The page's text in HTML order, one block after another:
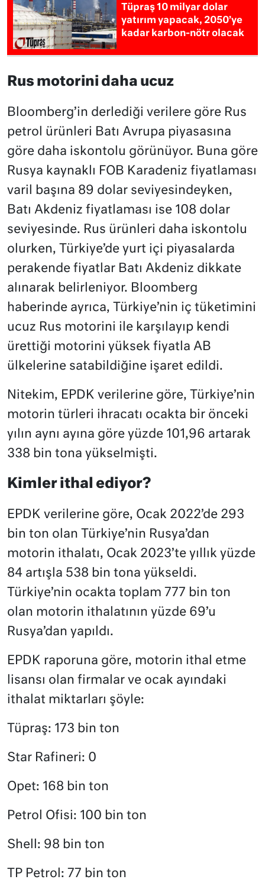
Tüpraş 10 milyar dolar
yatırım yapacak, 2050’ye
kadar karbon-nötr olacak
Rus motorini daha ucuz
Bloomberg’in derlediği verilere göre Rus
petrol ürünleri Batı Avrupa piyasasına
göre daha iskontolu görünüyor. Buna göre
Rusya kaynaklı FOB Karadeniz fiyatlaması
varil başına 89 dolar seviyesindeyken,
Batı Akdeniz fiyatlaması ise 108 dolar
seviyesinde. Rus ürünleri daha iskontolu
olurken, Türkiye’de yurt içi piyasalarda
perakende fiyatlar Batı Akdeniz dikkate
alınarak belirleniyor. Bloomberg
haberinde ayrıca, Türkiye’nin iç tüketimini
ucuz Rus motorini ile karşılayıp kendi
ürettiği motorini yüksek fiyatla AB
ülkelerine satabildiğine işaret edildi.
Nitekim, EPDK verilerine göre, Türkiye’nin
motorin türleri ihracatı ocakta bir önceki
yılın aynı ayına göre yüzde 101,96 artarak
338 bin tona yükselmişti.
Kimler ithal ediyor?
EPDK verilerine göre, Ocak 2022’de 293
bin ton olan Türkiye’nin Rusya’dan
motorin ithalatı, Ocak 2023’te yıllık yüzde
84 artışla 538 bin tona yükseldi.
Türkiye’nin ocakta toplam 777 bin ton
olan motorin ithalatının yüzde 69’u
Rusya’dan yapıldı.
EPDK raporuna göre, motorin ithal etme
lisansı olan firmalar ve ocak ayındaki
ithalat miktarları şöyle:
Tüpraş: 173 bin ton
Star Rafineri: 0
Opet: 168 bin ton
Petrol Ofisi: 100 bin ton
Shell: 98 bin ton
TP Petrol: 77 bin ton